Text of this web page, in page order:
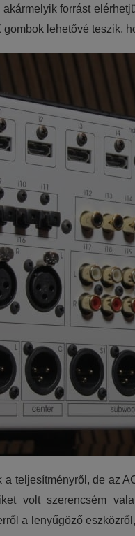
forrást
lehetővé teszik,
teljesítményről, de az
volt szerencsém
a lenyűgöző